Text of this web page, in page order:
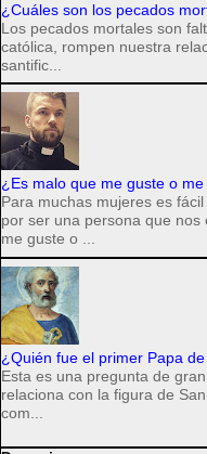
¿Cuáles son los pecados
Los pecados mortales son
católica, rompen nuestra
santific...
¿Es malo que me guste o
Para muchas mujeres es
por ser una persona que
me guste o ...
¿Quién fue el primer Papa
Esta es una pregunta de
relaciona con la figura de
com...